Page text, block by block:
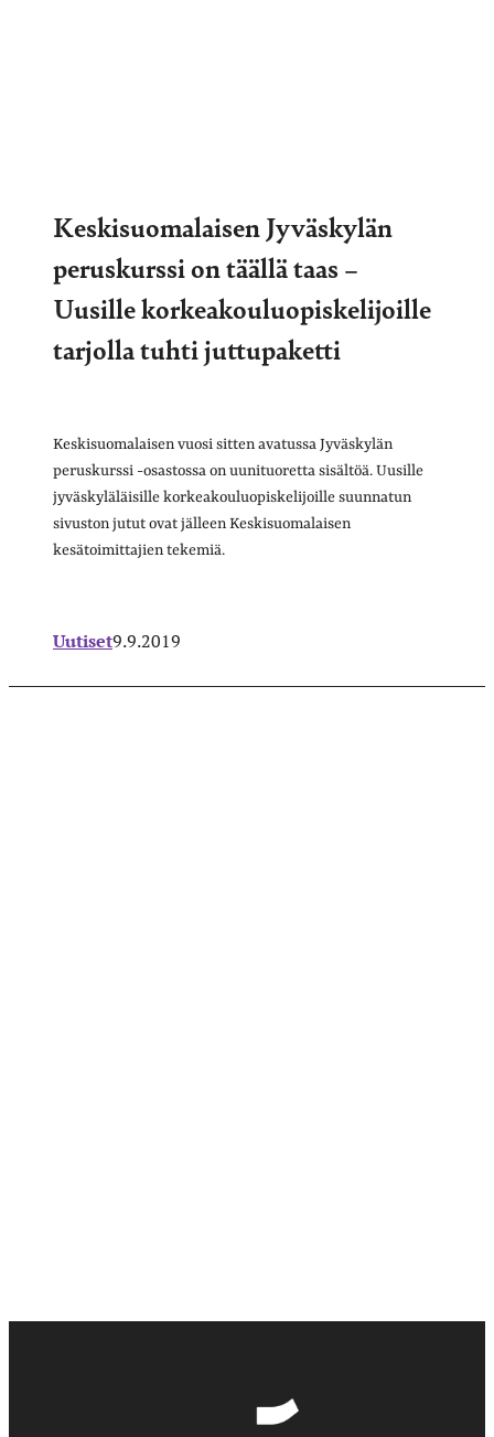
Keskisuomalaisen Jyväskylän
peruskurssi on täällä taas –
Uusille korkeakouluopiskelijoille
tarjolla tuhti juttupaketti
Keskisuomalaisen vuosi sitten avatussa Jyväskylän
peruskurssi -osastossa on uunituoretta sisältöä. Uusille
jyväskyläläisille korkeakouluopiskelijoille suunnatun
sivuston jutut ovat jälleen Keskisuomalaisen
kesätoimittajien tekemiä.
Uutiset9.9.2019